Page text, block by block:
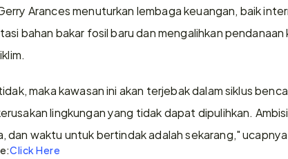
Arances menuturkan lembaga keuangan, baik
bahan bakar fosil baru dan mengalihkan
maka kawasan ini akan terjebak dalam siklus
lingkungan yang tidak dapat dipulihkan.
dan waktu untuk bertindak adalah sekarang,"
Click Here